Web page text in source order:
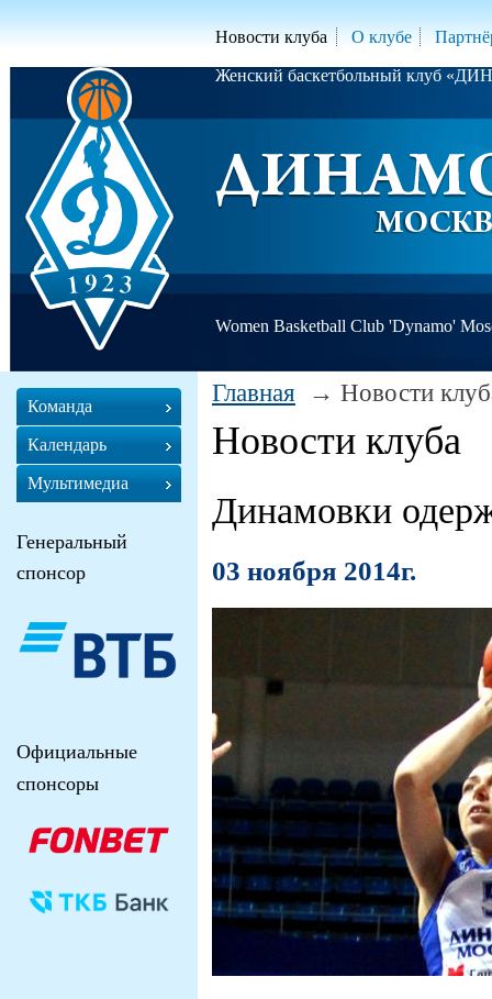
Новости клуба О клубе
Женский баскетбольный клуб
Women Basketball Club 'Dynamo'
Главная Новости
Новости клуба
Динамовки
03 ноября 2014г.
Команда
Календарь
Мультимедиа
Генеральный
спонсор
Официальные
спонсоры